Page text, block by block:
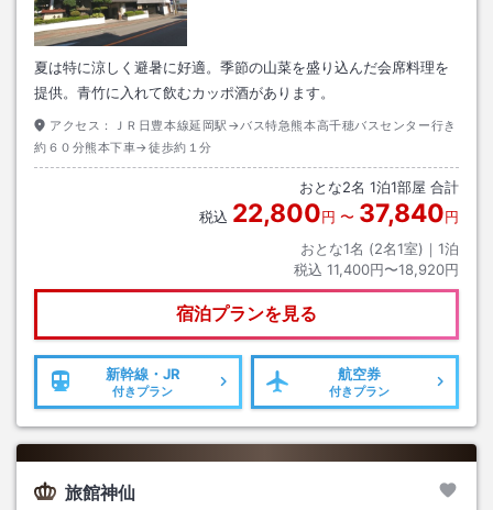
夏は特に涼しく避暑に好適。季節の山菜を盛り込んだ会席料理を
提供。青竹に入れて飲むカッポ酒があります。
アクセス：
ＪＲ日豊本線延岡駅→バス特急熊本高千穂バスセンター行き
約６０分熊本下車→徒歩約１分
おとな2名 1泊1部屋 合計
税込 22,800円 〜 37,840円
おとな1名 (2名1室)｜ 1泊
税込 11,400円〜18,920円
宿泊プランを見る
新幹線・JR
付きプラン
航空券
付きプラン
旅館神仙